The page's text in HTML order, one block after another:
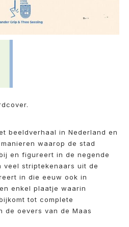
beeldverhaal in Nederland en
waarop de stad
en figureert in de negende
veel striptekenaars uit de
in die eeuw ook in
enkel plaatje waarin
tot complete
de oevers van de Maas